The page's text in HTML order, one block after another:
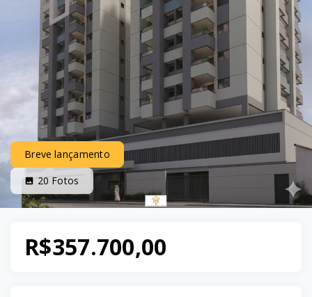
Breve lançamento
20 Fotos
R$357.700,00